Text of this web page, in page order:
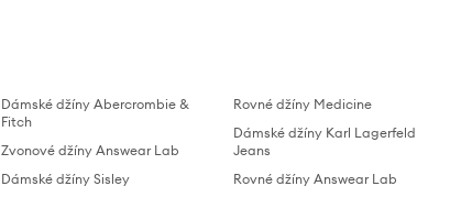
Dámské džíny Abercrombie &
Fitch
Zvonové džíny Answear Lab
Dámské džíny Sisley
Rovné džíny Medicine
Dámské džíny Karl Lagerfeld
Jeans
Rovné džíny Answear Lab